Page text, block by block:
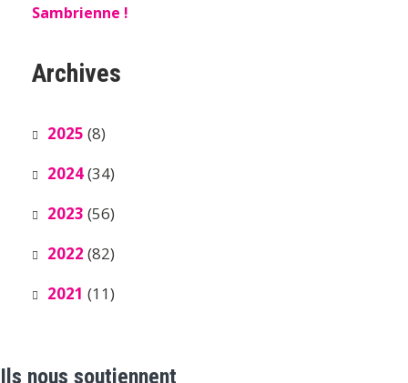
Sambrienne !
Archives
2025 (8)
2024(34)
2023 (56)
2022 (82)
2021 (11)
Ils nous soutiennent